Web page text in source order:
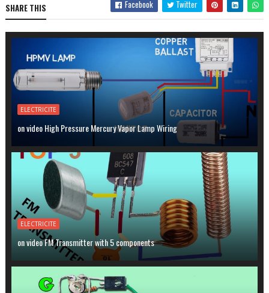
SHARE THIS Facebook Twitter
ELECTRICITE
on video High Pressure Mercury Vapor Lamp Wiring
ELECTRICITE
on video FM Transmitter with 5 components